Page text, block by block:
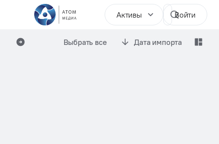
Активы Войти
Выбрать все Дата импорта